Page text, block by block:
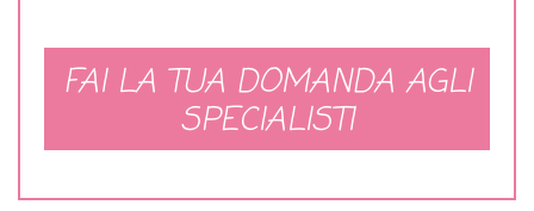
FAI LA TUA DOMANDA AGLI
SPECIALISTI